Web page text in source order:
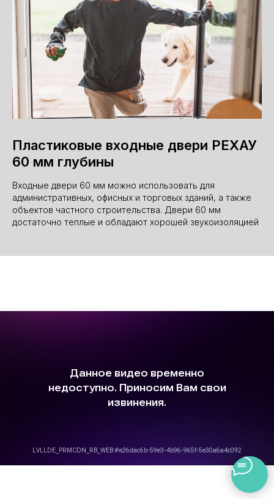
Пластиковые входные двери РЕХАУ
60 мм глубины
Входные двери 60 мм можно использовать для
административных, офисных и торговых зданий, а также
объектов частного строительства. Двери 60 мм
достаточно теплые и обладают хорошей звукоизоляцией